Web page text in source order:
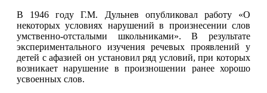
В 1946 году Г.М. Дульнев опубликовал работу «О
некоторых условиях нарушений в произнесении слов
умственно-отсталыми школьниками». В результате
экспериментального изучения речевых проявлений у
детей с афазией он установил ряд условий, при которых
возникает нарушение в произношении ранее хорошо
усвоенных слов.